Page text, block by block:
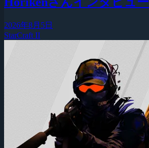
2026年8月5日
StarCraft II